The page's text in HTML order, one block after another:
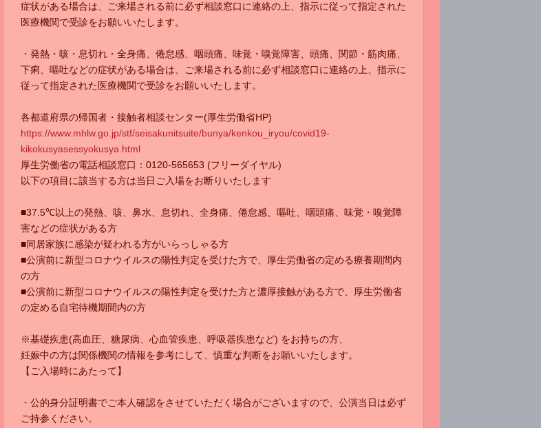
症状がある場合は、ご来場される前に必ず相談窓口に連絡の上、指示に従って指定された
医療機関で受診をお願いいたします。
・発熱・咳・息切れ・全身痛、倦怠感、咽頭痛、味覚・嗅覚障害、頭痛、関節・筋肉痛、
下痢、嘔吐などの症状がある場合は、ご来場される前に必ず相談窓口に連絡の上、指示に
従って指定された医療機関で受診をお願いいたします。
各都道府県の帰国者・接触者相談センター(厚生労働省HP)
https://www.mhlw.go.jp/stf/seisakunitsuite/bunya/kenkou_iryou/covid19-
kikokusyasessyokusya.html
厚生労働省の電話相談窓口：0120-565653 (フリーダイヤル)
以下の項目に該当する方は当日ご入場をお断りいたします
■37.5℃以上の発熱、咳、鼻水、息切れ、全身痛、倦怠感、嘔吐、咽頭痛、味覚・嗅覚障
害などの症状がある方
■同居家族に感染が疑われる方がいらっしゃる方
■公演前に新型コロナウイルスの陽性判定を受けた方で、厚生労働省の定める療養期間内
の方
■公演前に新型コロナウイルスの陽性判定を受けた方と濃厚接触がある方で、厚生労働省
の定める自宅待機期間内の方
※基礎疾患(高血圧、糖尿病、心血管疾患、呼吸器疾患など) をお持ちの方、
妊娠中の方は関係機関の情報を参考にして、慎重な判断をお願いいたします。
【ご入場時にあたって】
・公的身分証明書でご本人確認をさせていただく場合がございますので、公演当日は必ず
ご持参ください。